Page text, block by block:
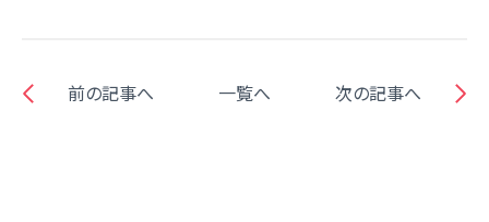
前の記事へ 一覧へ 次の記事へ